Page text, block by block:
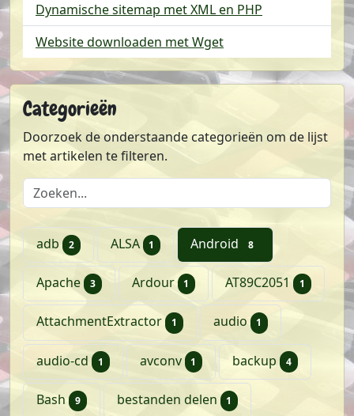
Dynamische sitemap met XML en PHP
Website downloaden met Wget
Categorieën
Doorzoek de onderstaande categorieën om de lijst
met artikelen te filteren.
Doorzoek de lijst met categorieën
adb 2 artikelen
ALSA 1 artikelAndroid 8
Apache 3 artikelenArdour 1 artikelAT89C2051 1 artikel
AttachmentExtractor 1 artikelaudio 1 artikel
audio-cd 1 artikelavconv 1 artikelbackup 4 artikelen
Bash 9 artikelenbestanden delen 1 artikel